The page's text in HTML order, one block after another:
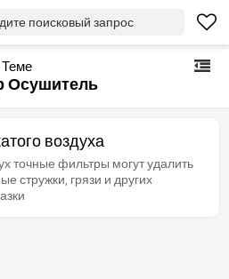
поисковый запрос
Осушитель
воздуха
точные фильтры могут удалить
стружки, грязи и других